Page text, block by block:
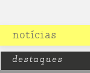
notícias
destaques